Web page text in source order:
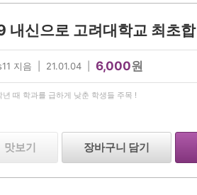
지음 | 21.01.04 | 6,000원
년 때 학과를 급하게 낮춘 학생들 주목 !
맛보기 장바구니 담기